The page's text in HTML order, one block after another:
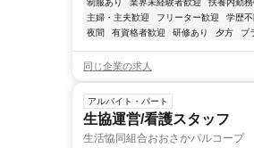
制服あり 業界未経験者歓迎 扶養内勤
主婦・主夫歓迎
フリーター歓迎 学歴不
夜間
有資格者歓迎 研修あり 夕方 ブ
同じ企業の求人
アルバイト・パート
生協運営/看護スタッフ
生活協同組合おおさかパルコー